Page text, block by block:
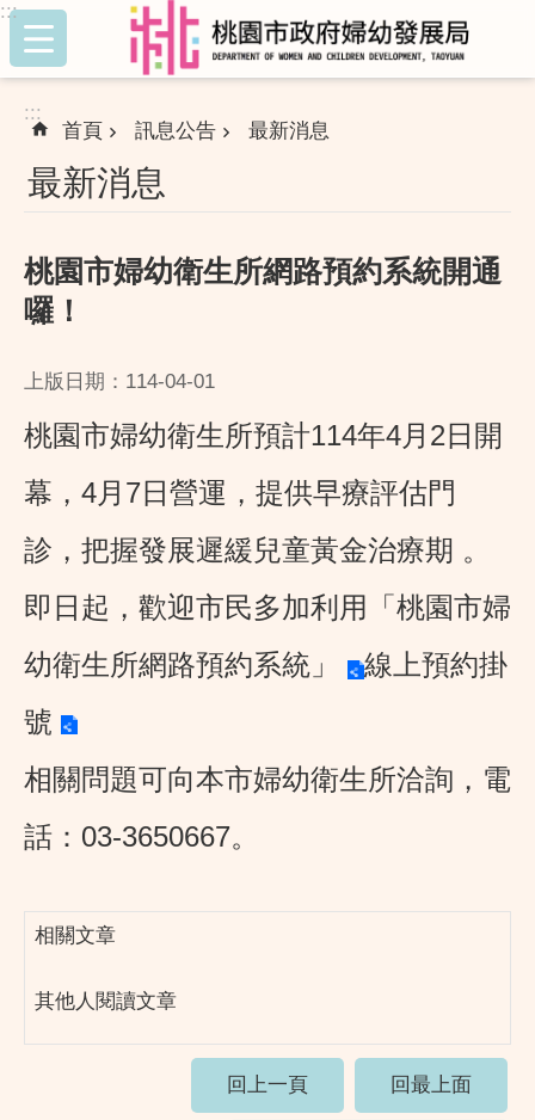
跳到主要內容區塊
:::
:::
首頁 訊息公告 最新消息
最新消息
桃園市婦幼衛生所網路預約系統開通
囉！
上版日期：114-04-01
桃園市婦幼衛生所預計114年4月2日開
幕，4月7日營運，提供早療評估門
診，把握發展遲緩兒童黃金治療期 。
即日起，歡迎市民多加利用「桃園市婦
幼衛生所網路預約系統」
線上預約掛
號
相關問題可向本市婦幼衛生所洽詢，電
話：03-3650667。
相關文章
其他人閱讀文章
回上一頁 回最上面